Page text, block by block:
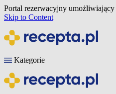
Portal rezerwacyjny
Skip to Content
Kategorie